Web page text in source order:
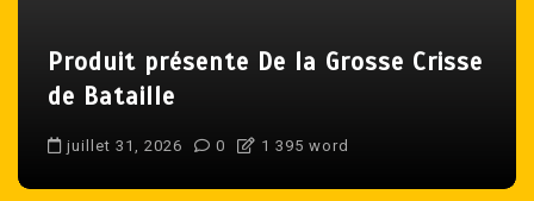
e
Produit présente De la Grosse Crisse
de Bataille
juillet 31, 2026 0 1 395 word